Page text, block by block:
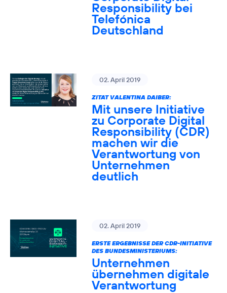
Responsibility bei
Telefónica
Deutschland
02. April 2019
ZITAT VALENTINA DAIBER:
Mit unsere Initiative
zu Corporate Digital
Responsibility (CDR)
machen wir die
Verantwortung von
Unternehmen
deutlich
02. April 2019
ERSTE ERGEBNISSE DER CDR-INITIATIVE
DES BUNDESMINISTERIUMS:
Unternehmen
übernehmen digitale
Verantwortung